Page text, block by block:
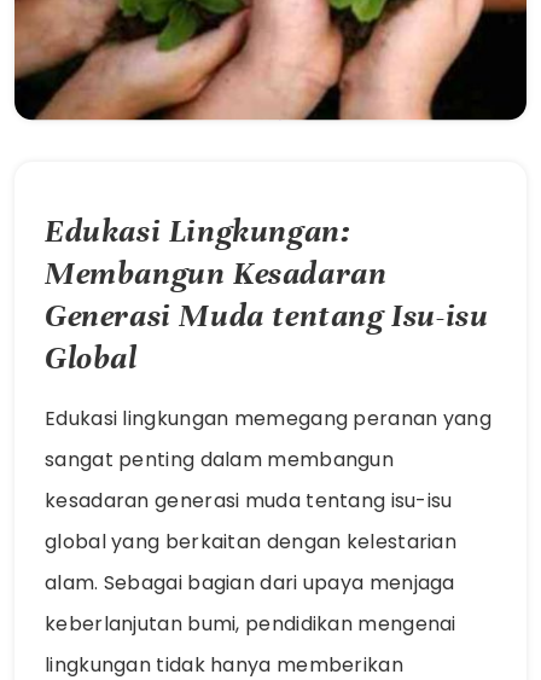
Edukasi Lingkungan:
Membangun Kesadaran
Generasi Muda tentang Isu-isu
Global
Edukasi lingkungan memegang peranan yang
sangat penting dalam membangun
kesadaran generasi muda tentang isu-isu
global yang berkaitan dengan kelestarian
alam. Sebagai bagian dari upaya menjaga
keberlanjutan bumi, pendidikan mengenai
lingkungan tidak hanya memberikan